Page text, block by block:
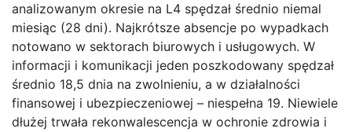
analizowanym okresie na L4 spędzał średnio niemal
miesiąc (28 dni). Najkrótsze absencje po wypadkach
notowano w sektorach biurowych i usługowych. W
informacji i komunikacji jeden poszkodowany spędzał
średnio 18,5 dnia na zwolnieniu, a w działalności
finansowej i ubezpieczeniowej – niespełna 19. Niewiele
dłużej trwała rekonwalescencja w ochronie zdrowia i